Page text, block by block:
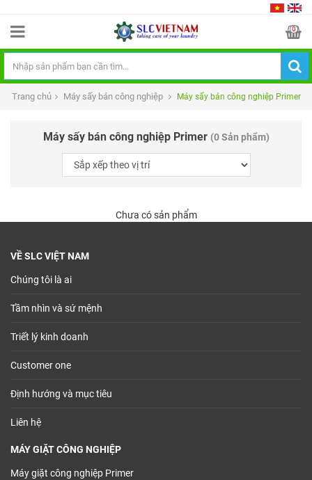
0
Trang chủ Máy sấy bán công nghiệp Máy sấy bán công nghiệp Primer
Máy sấy bán công nghiệp Primer (0 Sản phẩm)
Chưa có sản phẩm
VỀ SLC VIỆT NAM
Chúng tôi là ai
Tầm nhìn và sứ mệnh
Triết lý kinh doanh
Customer one
Định hướng và mục tiêu
Liên hệ
MÁY GIẶT CÔNG NGHIỆP
Máy giặt công nghiệp Primer